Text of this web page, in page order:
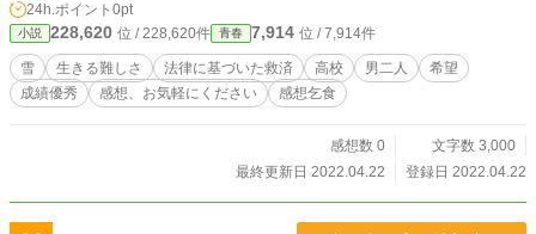
24h.ポイント 0pt
小説 228,620 位 / 228,620件 青春 7,914 位 / 7,914件
雪 生きる難しさ 法律に基づいた救済 高校 男二人
希望
成績優秀
感想、お気軽にください 感想乞食
感想数 0
文字数 3,000
最終更新日 2022.04.22
登録日 2022.04.22